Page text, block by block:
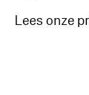
Lees onze